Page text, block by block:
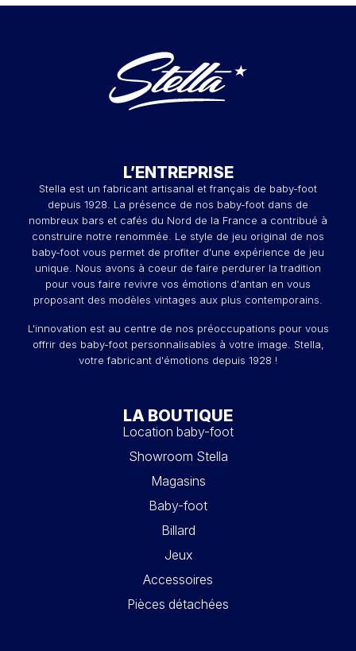
L’ENTREPRISE
Stella est un fabricant artisanal et français de baby-foot
depuis 1928. La présence de nos baby-foot dans de
nombreux bars et cafés du Nord de la France a contribué à
construire notre renommée. Le style de jeu original de nos
baby-foot vous permet de profiter d'une expérience de jeu
unique. Nous avons à coeur de faire perdurer la tradition
pour vous faire revivre vos émotions d'antan en vous
proposant des modèles vintages aux plus contemporains.
L'innovation est au centre de nos préoccupations pour vous
offrir des baby-foot personnalisables à votre image. Stella,
votre fabricant d'émotions depuis 1928 !
LA BOUTIQUE
Location baby-foot
Showroom Stella
Magasins
Baby-foot
Billard
Jeux
Accessoires
Pièces détachées